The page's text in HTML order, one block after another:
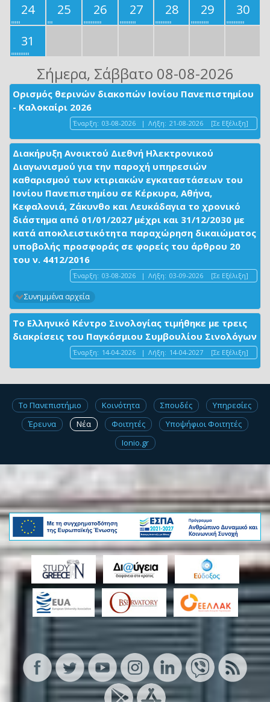
24
25 26 27 28 29
30
31
Σήμερα, Σάββατο 08-08-2026
Ορισμός θερινών διακοπών Ιονίου Πανεπιστημίου
- Καλοκαίρι 2026
Έναρξη: 03-08-2026 | Λήξη: 21-08-2026 [Σε Εξέλιξη]
Διακήρυξη Ανοικτού Διεθνή Ηλεκτρονικού
Διαγωνισμού για την παροχή υπηρεσιών
καθαρισμού των κτιριακών εγκαταστάσεων του
Ιονίου Πανεπιστημίου σε Κέρκυρα, Αθήνα,
Κεφαλονιά, Ζάκυνθο και Λευκάδαγια το χρονικό
διάστημα από 01/01/2027 μέχρι και 31/12/2030 με
κατά αποκλειστικότητα παραχώρηση δικαιώματος
υποβολής προσφοράς σε φορείς του άρθρου 20
του ν. 4412/2016
Έναρξη: 03-08-2026 | Λήξη: 03-09-2026 [Σε Εξέλιξη]
Συνημμένα αρχεία
Το Ελληνικό Κέντρο Σινολογίας τιμήθηκε με τρεις
διακρίσεις του Παγκόσμιου Συμβουλίου Σινολόγων
Έναρξη: 14-04-2026 | Λήξη: 14-04-2027 [Σε Εξέλιξη]
Το Πανεπιστήμιο Κοινότητα Σπουδές
Υπηρεσίες
Έρευνα
Νέα Φοιτητές
Υποψήφιοι Φοιτητές
Ionio.gr